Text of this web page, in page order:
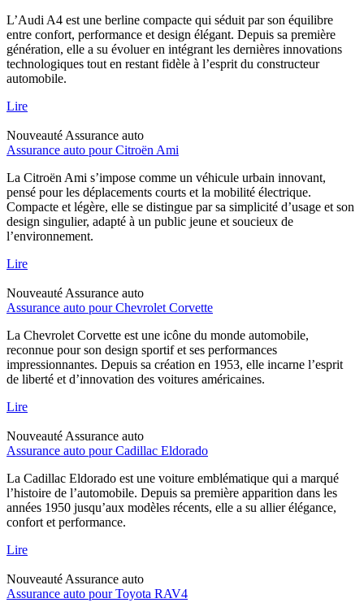
L’Audi A4 est une berline compacte qui séduit par son équilibre
entre confort, performance et design élégant. Depuis sa première
génération, elle a su évoluer en intégrant les dernières innovations
technologiques tout en restant fidèle à l’esprit du constructeur
automobile.
Lire
Nouveauté Assurance auto
Assurance auto pour Citroën Ami
La Citroën Ami s’impose comme un véhicule urbain innovant,
pensé pour les déplacements courts et la mobilité électrique.
Compacte et légère, elle se distingue par sa simplicité d’usage et son
design singulier, adapté à un public jeune et soucieux de
l’environnement.
Lire
Nouveauté Assurance auto
Assurance auto pour Chevrolet Corvette
La Chevrolet Corvette est une icône du monde automobile,
reconnue pour son design sportif et ses performances
impressionnantes. Depuis sa création en 1953, elle incarne l’esprit
de liberté et d’innovation des voitures américaines.
Lire
Nouveauté Assurance auto
Assurance auto pour Cadillac Eldorado
La Cadillac Eldorado est une voiture emblématique qui a marqué
l’histoire de l’automobile. Depuis sa première apparition dans les
années 1950 jusqu’aux modèles récents, elle a su allier élégance,
confort et performance.
Lire
Nouveauté Assurance auto
Assurance auto pour Toyota RAV4